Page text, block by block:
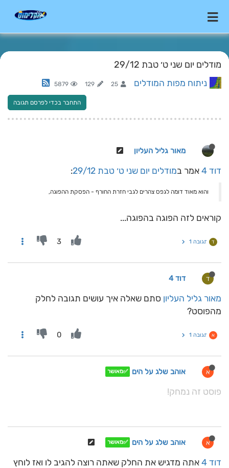
מודלים יום שני ט׳ טבת 29/12
ניתוח מפות המודלים 25
129
5879
התחבר בכדי לפרסם תגובה
מאור גליל העליון
דוד 4 אמר במודלים יום שני ט׳ טבת 29/12 :
והוא מאוד דומה לגפס צהרים לגבי חזרת החורף - הפסקת ההפוגה,
קוראים לזה הפוגה בהפוגה...
ד תגובה 1 3
ד דוד 4
מאור גליל העליון סתם שאלה איך עושים תגובה לחלק
מהפוסט?
א תגובה 1 0
א אוהב שלג על הים ✅מאושר
פוסט זה נמחק!
א אוהב שלג על הים ✅מאושר
דוד 4
אתה מדגיש את החלק שאתה רוצה להגיב לו ואז לוחץ